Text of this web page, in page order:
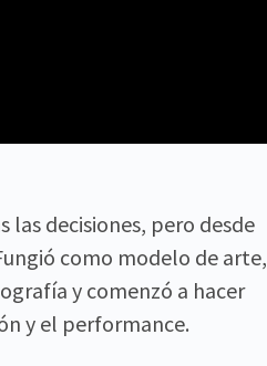
decisiones, pero desde
como modelo de arte,
y comenzó a hacer
y el performance.